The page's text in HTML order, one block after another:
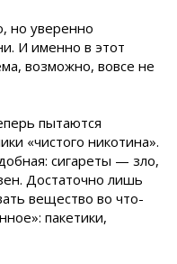
но уверенно
И именно в этот
возможно, вовсе не
пытаются
«чистого никотина».
сигареты — зло,
Достаточно лишь
вещество во что-
пакетики,